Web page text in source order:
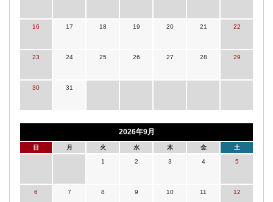
16 17 18 19 20 21 22
23 24 25 26 27 28 29
30 31
2026年9月
日 月 火 水 木 金 土
1 2 3 4 5
6 7 8 9 10 11 12